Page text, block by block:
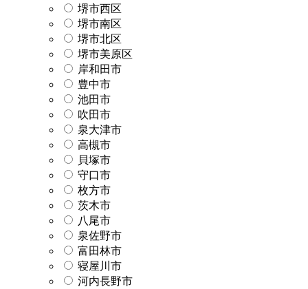
堺市西区
堺市南区
堺市北区
堺市美原区
岸和田市
豊中市
池田市
吹田市
泉大津市
高槻市
貝塚市
守口市
枚方市
茨木市
八尾市
泉佐野市
富田林市
寝屋川市
河内長野市